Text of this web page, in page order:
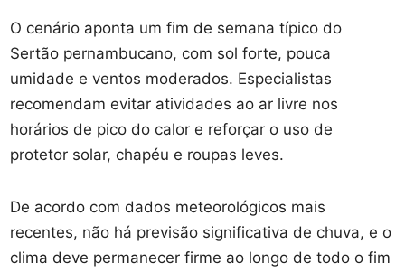
O cenário aponta um fim de semana típico do
Sertão pernambucano, com sol forte, pouca
umidade e ventos moderados. Especialistas
recomendam evitar atividades ao ar livre nos
horários de pico do calor e reforçar o uso de
protetor solar, chapéu e roupas leves.
De acordo com dados meteorológicos mais
recentes, não há previsão significativa de chuva, e o
clima deve permanecer firme ao longo de todo o fim